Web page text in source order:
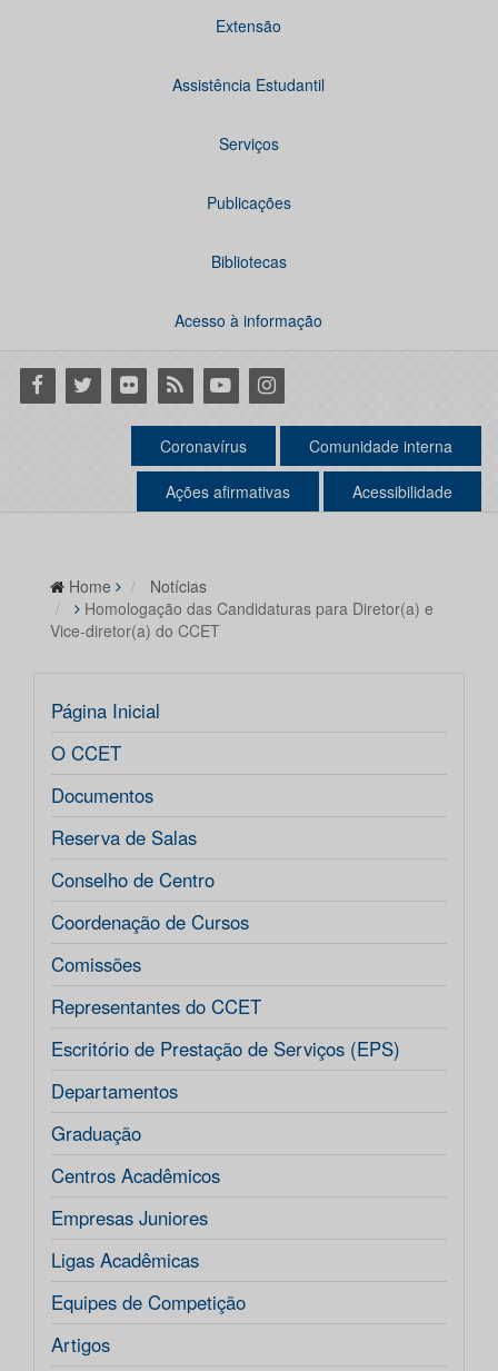
Extensão
Assistência Estudantil
Serviços
Publicações
Bibliotecas
Acesso à informação
Facebook
Twitter Flickr RSS YoutubeInstagram
Coronavírus Comunidade interna
Ações afirmativas Acessibilidade
Home
Notícias
Homologação das Candidaturas para Diretor(a) e
Vice-diretor(a) do CCET
Página Inicial
O CCET
Documentos
Reserva de Salas
Conselho de Centro
Coordenação de Cursos
Comissões
Representantes do CCET
Escritório de Prestação de Serviços (EPS)
Departamentos
Graduação
Centros Acadêmicos
Empresas Juniores
Ligas Acadêmicas
Equipes de Competição
Artigos